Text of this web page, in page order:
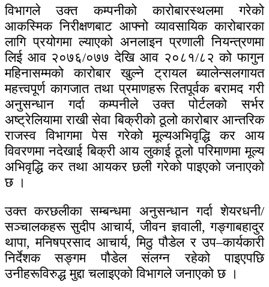
विभागले उक्त कम्पनीको कारोबारस्थलमा गरेको
आकस्मिक निरीक्षणबाट आफ्नो व्यावसायिक कारोबारका
लागि प्रयोगमा ल्याएको अनलाइन प्रणाली नियन्त्रणमा
लिई आव २०७६/०७७ देखि आव २०८१/८२ को फागुन
महिनासम्मको कारोबार खुल्ने ट्रायल ब्यालेन्सलगायत
महत्त्वपूर्ण कागजात तथा प्रमाणहरू रितपूर्वक बरामद गरी
अनुसन्धान गर्दा कम्पनीले उक्त पोर्टलको सर्भर
अष्ट्रेलियामा राखी सेवा बिक्रीको ठूलो कारोबार आन्तरिक
राजस्व विभागमा पेस गरेको मूल्यअभिवृद्धि कर आय
विवरणमा नदेखाई बिक्री आय लुकाई ठूलो परिमाणमा मूल्य
अभिवृद्धि कर तथा आयकर छली गरेको पाइएको जनाएको
छ ।
उक्त करछलीका सम्बन्धमा अनुसन्धान गर्दा शेयरधनी/
सञ्चालकहरू सुदीप आचार्य, जीवन ज्ञवाली, गङ्गाबहादुर
थापा, मनिषप्रसाद आचार्य, मिठु पौडेल र उप–कार्यकारी
निर्देशक सङ्गम पौडेल संलग्न रहेको पाइएपछि
उनीहरूविरुद्ध मुद्दा चलाइएको विभागले जनाएको छ ।